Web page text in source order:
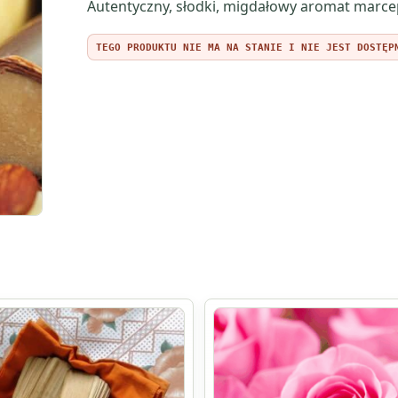
Autentyczny, słodki, migdałowy aromat
TEGO PRODUKTU NIE MA NA STANIE I NIE JEST
Ten
produkt
ma
wiele